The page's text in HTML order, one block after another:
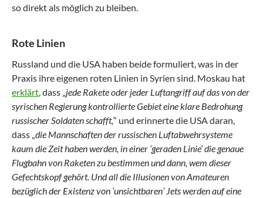
so direkt als möglich zu bleiben.
Rote Linien
Russland und die USA haben beide formuliert, was in der
Praxis ihre eigenen roten Linien in Syrien sind. Moskau hat
erklärt, dass „jede Rakete oder jeder Luftangriff auf das von der
syrischen Regierung kontrollierte Gebiet eine klare Bedrohung
russischer Soldaten schafft,“ und erinnerte die USA daran,
dass „die Mannschaften der russischen Luftabwehrsysteme
kaum die Zeit haben werden, in einer ‘geraden Linie’ die genaue
Flugbahn von Raketen zu bestimmen und dann, wem dieser
Gefechtskopf gehört. Und all die Illusionen von Amateuren
bezüglich der Existenz von ‘unsichtbaren’ Jets werden auf eine